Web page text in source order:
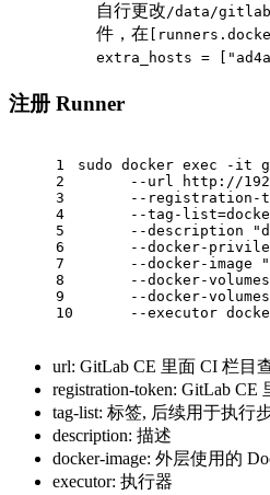
自行更改/data/
件，在
extra_hosts =
注册 Runner
1
2
3
4
5
6
7
8
9
10
sudo docker exec -
--url http://
--registration-
--tag-
--description
--docker-
--docker-image
--docker-
--docker-
--executor
url: GitLab CE 里面 CI 栏目
registration-token: GitLab
tag-list: 标签, 后续用于执行
description: 描述
docker-image: 外层使用的
executor: 执行器